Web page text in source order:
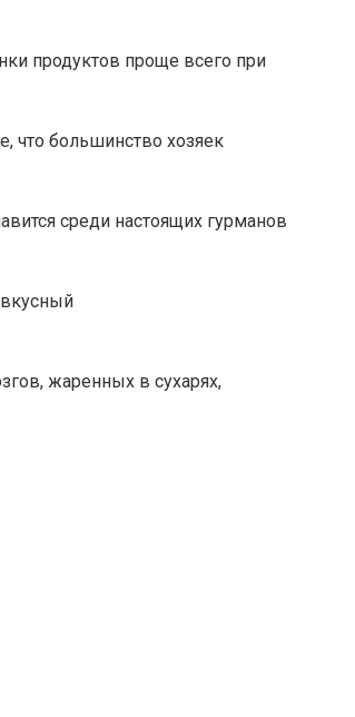
продуктов проще всего при
что большинство хозяек
среди настоящих гурманов
жаренных в сухарях,